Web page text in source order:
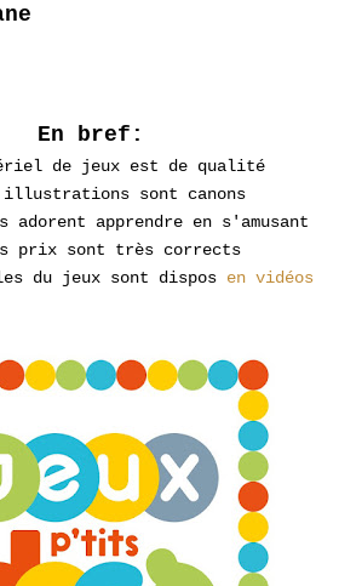
En bref:
de jeux est de qualité
illustrations sont canons
adorent apprendre en s'amusant
prix sont très corrects
du jeux sont dispos en vidéos